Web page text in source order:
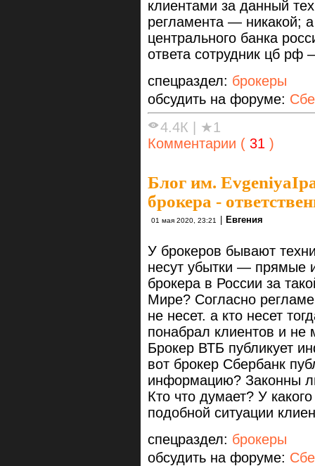
клиентами за данный
регламента — никакой; а
центрального банка
ответа сотрудник цб рф
спецраздел: брокеры
обсудить на форуме:
4.4К | ★1
Комментарии ( 31 )
Блог им.
брокера -
01 мая 2020, 23:21 | Евгения
У брокеров бывают
несут убытки — прямые
брокера в России за
Мире? Согласно
не несет. а кто несет
понабрал клиентов и
Брокер ВТБ публикует
вот брокер Сбербанк
информацию? Законны
Кто что думает? У
подобной ситуации
спецраздел: брокеры
обсудить на форуме: